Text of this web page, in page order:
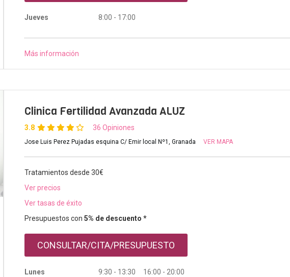
Jueves 8:00 - 17:00
Más información
Clinica Fertilidad Avanzada ALUZ
3.8 36 Opiniones
Jose Luis Perez Pujadas esquina C/ Emir local Nº1, Granada VER MAPA
Tratamientos desde 30€
Ver precios
Ver tasas de éxito
Presupuestos con 5% de descuento *
CONSULTAR/CITA/PRESUPUESTO
Lunes
9:30 - 13:30 16:00 - 20:00